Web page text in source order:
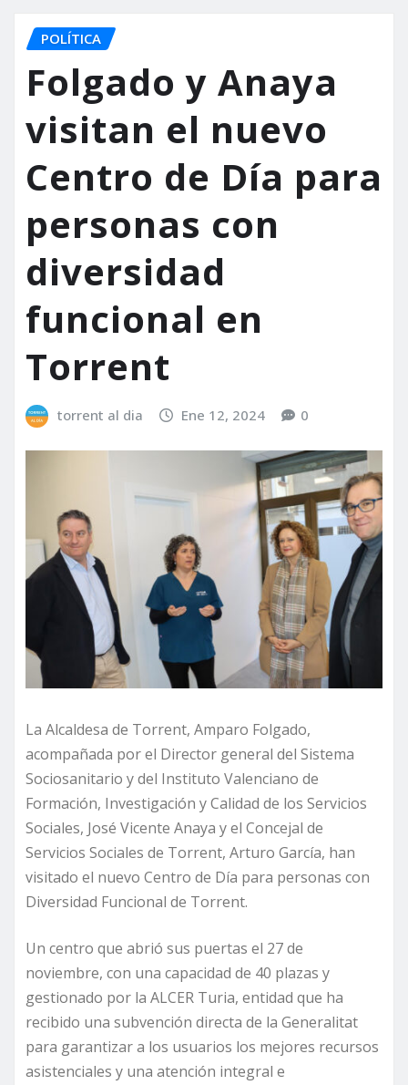
POLÍTICA
Folgado y Anaya
visitan el nuevo
Centro de Día para
personas con
diversidad
funcional en
Torrent
torrent al dia Ene 12, 2024 0
La Alcaldesa de Torrent, Amparo Folgado,
acompañada por el Director general del Sistema
Sociosanitario y del Instituto Valenciano de
Formación, Investigación y Calidad de los Servicios
Sociales, José Vicente Anaya y el Concejal de
Servicios Sociales de Torrent, Arturo García, han
visitado el nuevo Centro de Día para personas con
Diversidad Funcional de Torrent.
Un centro que abrió sus puertas el 27 de
noviembre, con una capacidad de 40 plazas y
gestionado por la ALCER Turia, entidad que ha
recibido una subvención directa de la Generalitat
para garantizar a los usuarios los mejores recursos
asistenciales y una atención integral e